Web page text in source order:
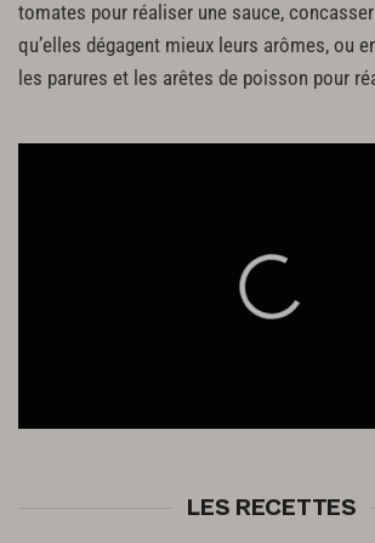
tomates pour réaliser une sauce,
qu’elles dégagent mieux leurs arômes, ou
les parures et les arêtes de poisson pour
LES RECETTES